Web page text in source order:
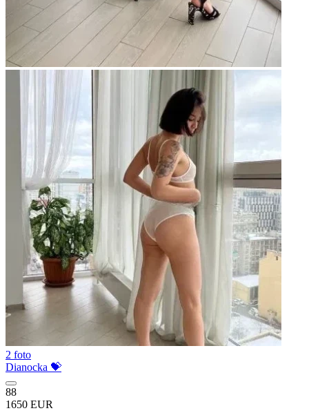
2 foto
Dianocka 💝
88
1650 EUR